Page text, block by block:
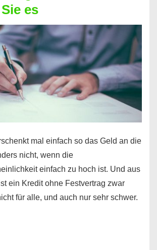
es
mal einfach so das Geld an die
nicht, wenn die
einfach zu hoch ist. Und aus
ein Kredit ohne Festvertrag zwar
für alle, und auch nur sehr schwer.